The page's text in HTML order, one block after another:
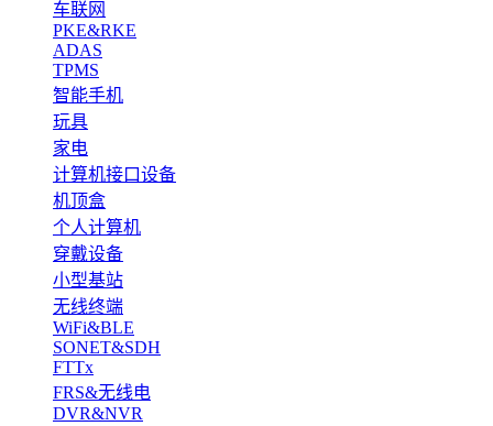
车联网
PKE&RKE
ADAS
TPMS
智能手机
玩具
家电
计算机接口设备
机顶盒
个人计算机
穿戴设备
小型基站
无线终端
WiFi&BLE
SONET&SDH
FTTx
FRS&无线电
DVR&NVR